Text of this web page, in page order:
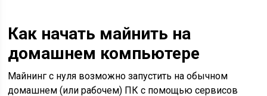
Как начать майнить на
домашнем компьютере
Майнинг с нуля возможно запустить на обычном
домашнем (или рабочем) ПК c помощью сервисов